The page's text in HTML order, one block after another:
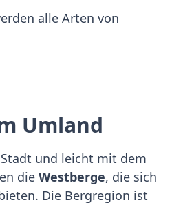
alle Arten von
Umland
und leicht mit dem
die Westberge, die sich
Die Bergregion ist